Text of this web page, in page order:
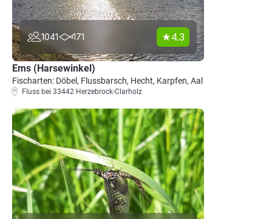
1041 171 4.3
Ems (Harsewinkel)
Fischarten: Döbel, Flussbarsch, Hecht, Karpfen, Aal
Fluss bei 33442 Herzebrock-Clarholz